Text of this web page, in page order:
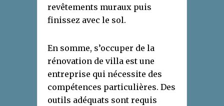
revêtements muraux puis
finissez avec le sol.
En somme, s’occuper de la
rénovation de villa est une
entreprise qui nécessite des
compétences particulières. Des
outils adéquats sont requis